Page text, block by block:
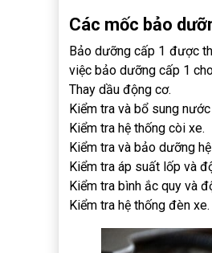
Các mốc bảo
Bảo dưỡng cấp 1 được
việc bảo dưỡng cấp 1
Thay dầu động cơ.
Kiểm tra và bổ sung
Kiểm tra hệ thống còi xe.
Kiểm tra và bảo dưỡng
Kiểm tra áp suất lốp và
Kiểm tra bình ắc quy và
Kiểm tra hệ thống đèn xe.